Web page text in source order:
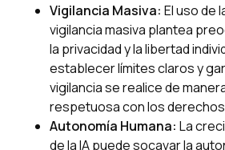
Vigilancia Masiva: El uso de
vigilancia masiva plantea
la privacidad y la libertad
establecer límites claros y
vigilancia se realice de
respetuosa con los
Autonomía Humana: La
de la IA puede socavar la